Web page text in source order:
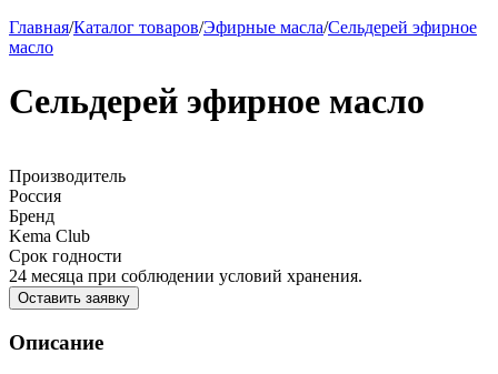
Главная/Каталог товаров/Эфирные масла/Сельдерей эфирное
масло
Сельдерей эфирное масло
Производитель
Россия
Бренд
Kema Club
Срок годности
24 месяца при соблюдении условий хранения.
Оставить заявку
Описание